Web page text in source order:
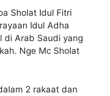
Sholat Idul Fitri
Idul Adha
di Arab Saudi yang
Nge Mc Sholat
2 rakaat dan